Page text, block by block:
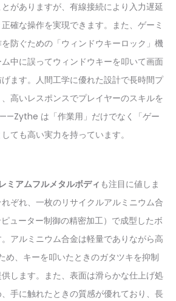
がありますが、有線接続により入力遅延
確な操作を実現できます。また、ゲーミ
防ぐための「ウィンドウキーロック」機
中に誤ってウィンドウキーを叩いて画面
ます。人間工学に優れた設計で長時間プ
高いレスポンスでプレイヤーのスキルを
は「作業用」だけでなく「ゲー
ても高い実力を持っています。
ミアムフルメタルボディ も注目に値しま
ぞれ、一枚のリサイクルアルミニウム合
ューター制御の精密加工）で成型したボ
アルミニウム合金は軽量でありながら高
め、キーを叩いたときのガタツキを抑制
します。また、表面は滑らかな仕上げ処
手に触れたときの質感が優れており、長